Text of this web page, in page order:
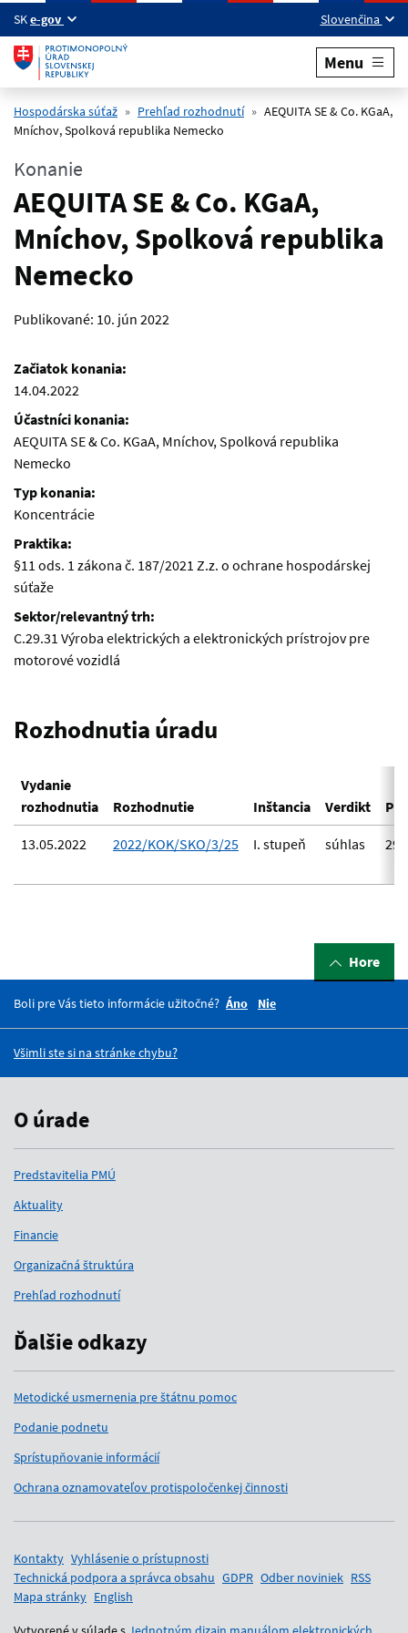
SKe-gov Slovenčina
Menu
Hospodárska súťaž Prehľad rozhodnutí
AEQUITA SE & Co. KGaA,
Mníchov, Spolková republika Nemecko
Konanie
AEQUITA SE & Co. KGaA,
Mníchov, Spolková republika
Nemecko
Publikované: 10. jún 2022
Začiatok konania:
14.04.2022
Účastníci konania:
AEQUITA SE & Co. KGaA, Mníchov, Spolková republika
Nemecko
Typ konania:
Koncentrácie
Praktika:
§11 ods. 1 zákona č. 187/2021 Z.z. o ochrane hospodárskej
súťaže
Sektor/relevantný trh:
C.29.31 Výroba elektrických a elektronických prístrojov pre
motorové vozidlá
Rozhodnutia úradu
Vydanie
rozhodnutia
Rozhodnutie Inštancia Verdikt
13.05.2022 2022/KOK/SKO/3/25 I. stupeň súhlas
Hore
Boli pre Vás tieto informácie užitočné? Áno Nie
Všimli ste si na stránke chybu?
O úrade
Predstavitelia PMÚ
Aktuality
Financie
Organizačná štruktúra
Prehľad rozhodnutí
Ďalšie odkazy
Metodické usmernenia pre štátnu pomoc
Podanie podnetu
Sprístupňovanie informácií
Ochrana oznamovateľov protispoločenkej činnosti
Pomocné odkazy
Kontakty Vyhlásenie o prístupnosti
Technická podpora a správca obsahu GDPR Odber noviniek RSS
Mapa stránky English